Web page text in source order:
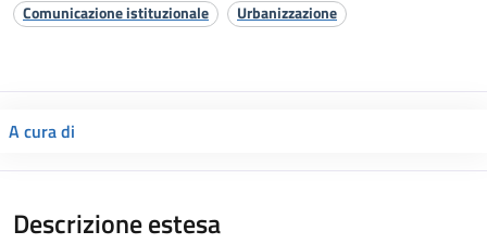
Comunicazione istituzionale Urbanizzazione
A cura di
Descrizione estesa